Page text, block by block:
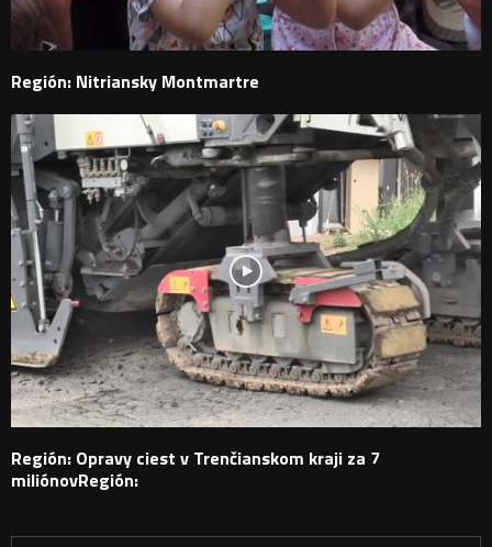
Región: Nitriansky Montmartre
Región: Opravy ciest v Trenčianskom kraji za 7
miliónovRegión: